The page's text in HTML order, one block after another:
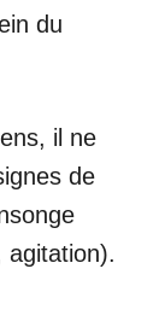
du
il ne
de
agitation).